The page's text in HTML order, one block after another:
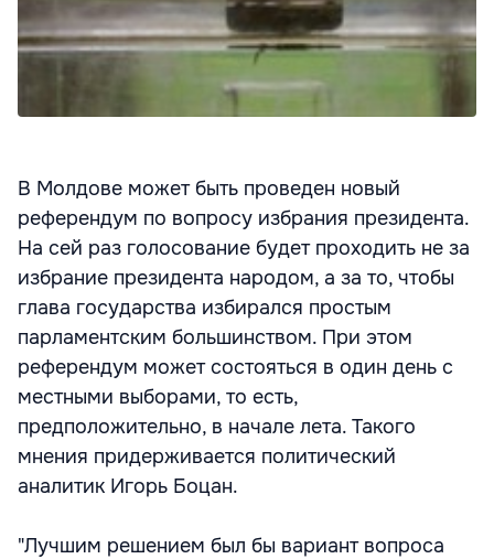
В Молдове может быть проведен новый
референдум по вопросу избрания президента.
На сей раз голосование будет проходить не за
избрание президента народом, а за то, чтобы
глава государства избирался простым
парламентским большинством. При этом
референдум может состояться в один день с
местными выборами, то есть,
предположительно, в начале лета. Такого
мнения придерживается политический
аналитик Игорь Боцан.
"Лучшим решением был бы вариант вопроса